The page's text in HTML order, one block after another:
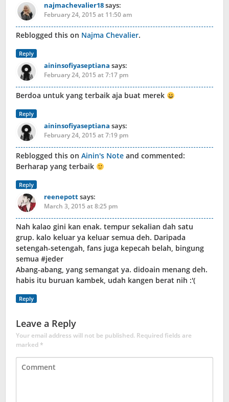
najmachevalier18says:
February 24, 2015 at 11:50 am
Reblogged this on Najma Chevalier.
Reply
aininsofiyaseptiana says:
February 24, 2015 at 7:17 pm
Berdoa untuk yang terbaik aja buat merek
Reply
aininsofiyaseptiana says:
February 24, 2015 at 7:19 pm
Reblogged this on Ainin's Note and commented:
Berharap yang terbaik
Reply
reenepottsays:
March 3, 2015 at 8:25 pm
Nah kalao gini kan enak. tempur sekalian dah satu
grup. kalo keluar ya keluar semua deh. Daripada
setengah-setengah, fans juga kepecah belah, bingung
semua #jeder
Abang-abang, yang semangat ya. didoain menang deh.
habis itu buruan kambek, udah kangen berat nih :'(
Reply
Leave a Reply
Your email address will not be published. Required fields are
marked*